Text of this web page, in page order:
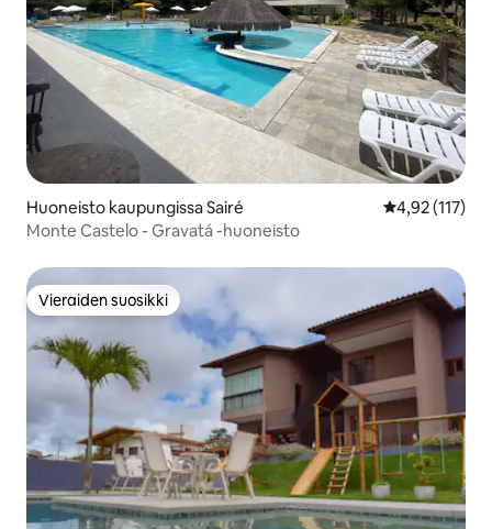
Huoneisto kaupungissa Sairé
4,92 (117)
Monte Castelo - Gravatá -huoneisto
Vieraiden suosikki
Vieraiden suosikki